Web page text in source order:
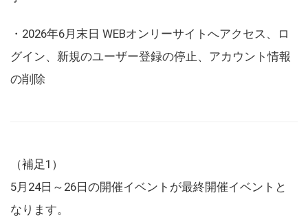
・2026年6月末日 WEBオンリーサイトへアクセス、ロ
グイン、新規のユーザー登録の停止、アカウント情報
の削除
（補足1）
5月24日～26日の開催イベントが最終開催イベントと
なります。